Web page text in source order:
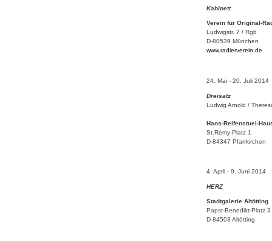
Kabinett
Verein für Original-
Ludwigstr. 7 / Rgb
D-80539 München
www.radierverein.de
24. Mai - 20. Juli 2014
Dreisatz
Ludwig Arnold /
Hans-Reifenstuel-
St.Rémy-Platz 1
D-84347 Pfarrkirchen
4. April - 9. Juni 2014
HERZ
Stadtgalerie Altötting
Papst-Benedikt-Platz 3
D-84503 Altötting